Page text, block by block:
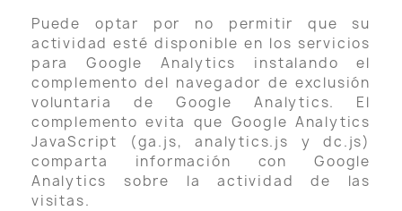
Puede optar por no permitir que su
actividad esté disponible en los servicios
para Google Analytics instalando el
complemento del navegador de exclusión
voluntaria de Google Analytics. El
complemento evita que Google Analytics
JavaScript (ga.js, analytics.js y dc.js)
comparta información con Google
Analytics sobre la actividad de las
visitas.